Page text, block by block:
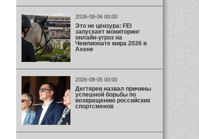
2026-08-06 00:00
Это не цензура: FEI
запускает мониторинг
онлайн-угроз на
Чемпионате мира 2026 в
Ахене
2026-08-05 00:00
Дегтярев назвал причины
успешной борьбы по
возвращению российских
спортсменов